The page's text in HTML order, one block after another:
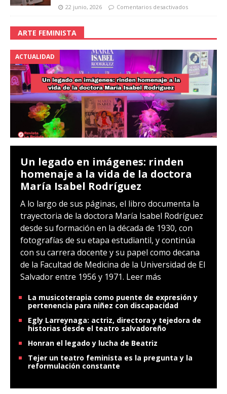
22 junio, 2026 Comentarios desactivados
ARTE FEMINISTA
ACTUALIDAD
Un legado en imágenes: rinden
homenaje a la vida de la doctora
María Isabel Rodríguez
A lo largo de sus páginas, el libro documenta la
trayectoria de la doctora María Isabel Rodríguez
desde su formación en la década de 1930, con
fotografías de su etapa estudiantil, y continúa
con su carrera docente y su papel como decana
de la Facultad de Medicina de la Universidad de El
Salvador entre 1956 y 1971. Leer más
La musicoterapia como puente de expresión y
pertenencia para niñez con discapacidad
Egly Larreynaga: actriz, directora y tejedora de
historias desde el teatro salvadoreño
Honran el legado y lucha de Beatriz
Tejer un teatro feminista es la pregunta y la
reformulación constante